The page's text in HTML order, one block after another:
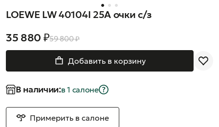
LOEWE LW 40104I 25A очки с/з
35 880 ₽59 800 ₽
Добавить в корзину
В наличии:в 1 салонe
Примерить в салоне